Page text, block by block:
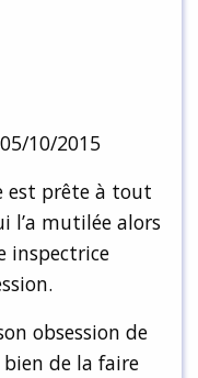
10/2015
est prête à tout
l’a mutilée alors
inspectrice
obsession de
de la faire